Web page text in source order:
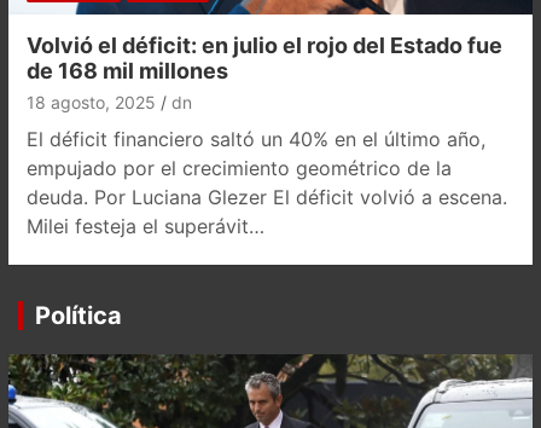
Volvió el déficit: en julio el rojo del Estado fue
de 168 mil millones
18 agosto, 2025 dn
El déficit financiero saltó un 40% en el último año,
empujado por el crecimiento geométrico de la
deuda. Por Luciana Glezer El déficit volvió a escena.
Milei festeja el superávit…
Política